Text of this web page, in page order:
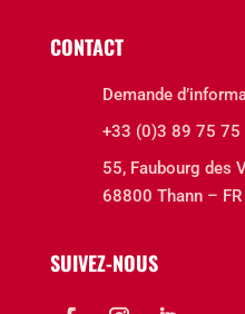
CONTACT
Demande
+33 (0)3 89 75 75
55, Faubourg des
68800 Thann – FR
SUIVEZ-NOUS